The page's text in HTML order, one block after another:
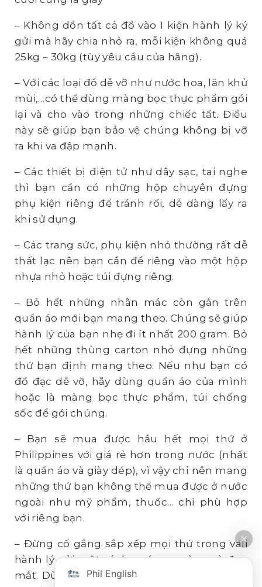
– Không dồn tất cả đồ vào 1 kiện hành lý ký
gửi mà hãy chia nhỏ ra, mỗi kiện không quá
25kg – 30kg (tùy yêu cầu của hãng).
– Với các loại đồ dễ vỡ như nước hoa, lăn khử
mùi,…có thể dùng màng bọc thực phẩm gói
lại và cho vào trong những chiếc tất. Điều
này sẽ giúp bạn bảo vệ chúng không bị vỡ
ra khi va đập mạnh.
– Các thiết bị điện tử như dây sạc, tai nghe
thì bạn cần có những hộp chuyên đựng
phụ kiện riêng để tránh rối, dễ dàng lấy ra
khi sử dụng.
– Các trang sức, phụ kiện nhỏ thường rất dễ
thất lạc nên bạn cần để riêng vào một hộp
nhựa nhỏ hoặc túi đựng riêng.
– Bỏ hết những nhãn mác còn gắn trên
quần áo mới bạn mang theo. Chúng sẽ giúp
hành lý của bạn nhẹ đi ít nhất 200 gram. Bỏ
hết những thùng carton nhỏ đựng những
thứ bạn định mang theo. Nếu như bạn có
đồ đạc dễ vỡ, hãy dùng quần áo của mình
hoặc là màng bọc thực phẩm, túi chống
sốc để gói chúng.
– Bạn sẽ mua được hầu hết mọi thứ ở
Philippines với giá rẻ hơn trong nước (nhất
là quần áo và giày dép), vì vậy chỉ nên mang
những thứ bạn không thể mua được ở nước
ngoài như mỹ phẩm, thuốc… chỉ phù hợp
với riêng bạn.
– Đừng cố gắng sắp xếp mọi thứ trong vali
hành lý gửi một cách quá gọn gàng và đẹp
mắt. Dù cho bạn cố thế nào, mọi thứ cũng
Phil English